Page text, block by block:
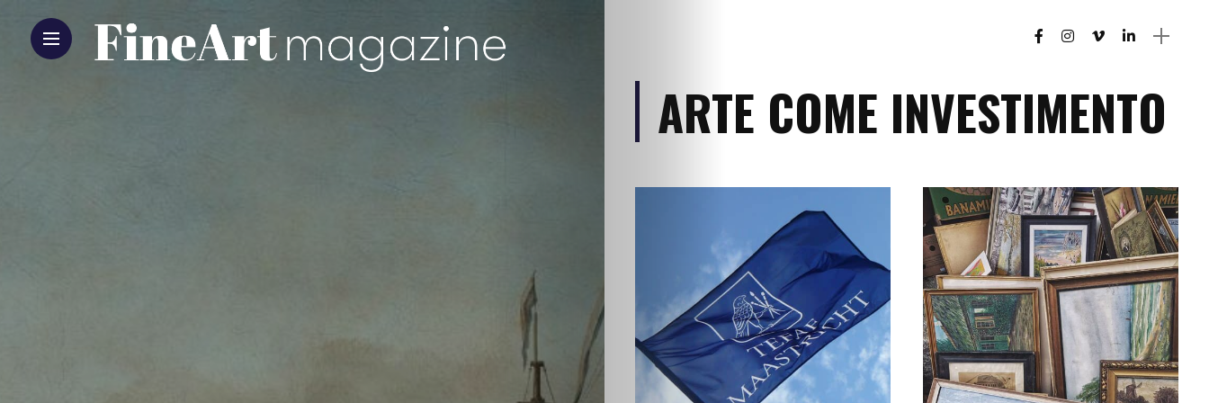
ARTE COME INVESTIMENTO